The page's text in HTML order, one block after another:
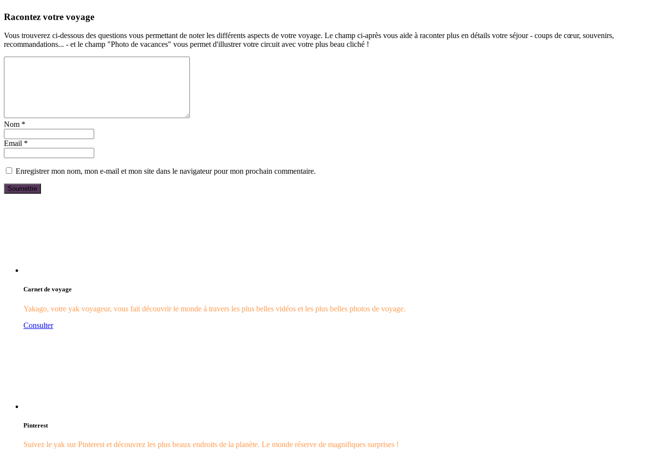
Racontez votre voyage
Vous trouverez ci-dessous des questions vous permettant de noter les différents aspects de votre voyage. Le champ ci-après vous aide à raconter plus en détails votre séjour - coups de cœur, souvenirs,
recommandations... - et le champ "Photo de vacances" vous permet d'illustrer votre circuit avec votre plus beau cliché !
Nom *
Email *
Enregistrer mon nom, mon e-mail et mon site dans le navigateur pour mon prochain commentaire.
Carnet de voyage
Yakago, votre yak voyageur, vous fait découvrir le monde à travers les plus belles vidéos et les plus belles photos de voyage.
Consulter
Pinterest
Suivez le yak sur Pinterest et découvrez les plus beaux endroits de la planète. Le monde réserve de magnifiques surprises !